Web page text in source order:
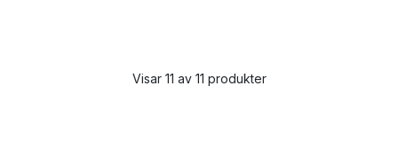
Visar 11 av 11 produkter